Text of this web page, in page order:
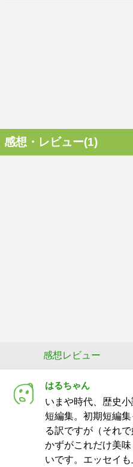
感想・レビュー(1)
感想レビュー
はるちゃん
いまや時代、歴史
短編集。初期短編
る訳ですが（それ
かずがこれだけ美
いです。エッセイ